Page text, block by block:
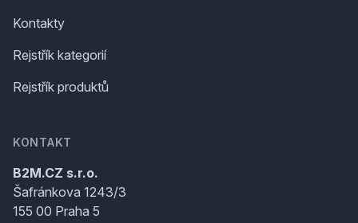
Kontakty
Rejstřík kategorií
Rejstřík produktů
KONTAKT
B2M.CZ s.r.o.
Šafránkova 1243/3
155 00 Praha 5